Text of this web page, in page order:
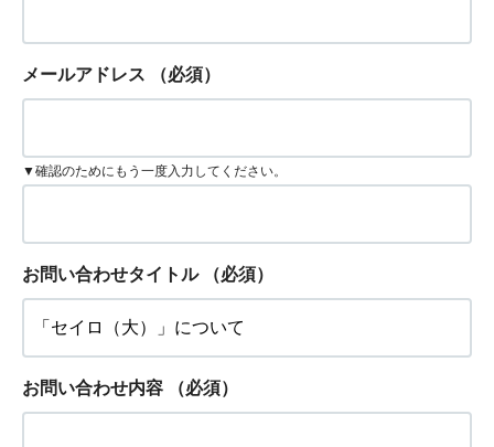
メールアドレス （必須）
▼確認のためにもう一度入力してください。
お問い合わせタイトル （必須）
お問い合わせ内容 （必須）